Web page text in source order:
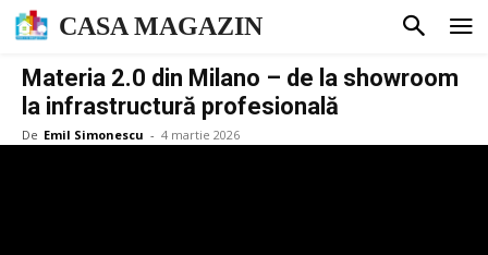
CASA MAGAZIN
Materia 2.0 din Milano – de la showroom
la infrastructură profesională
De Emil Simonescu - 4 martie 2026